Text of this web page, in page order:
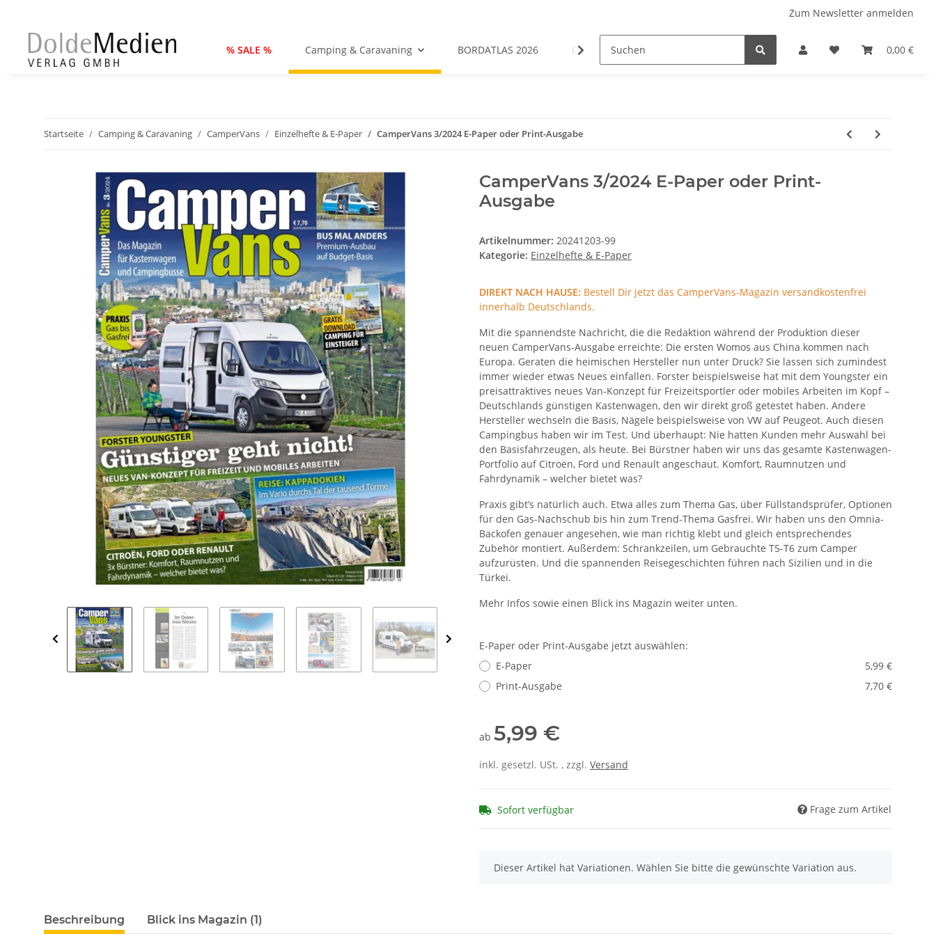
Zum Newsletter anmelden
0,00 €
% SALE % Camping & Caravaning BORDATLAS 2026 Camping- & Stellplatzführer WINZERATLAS 2026 Lifestyle &
Startseite Camping & Caravaning CamperVans Einzelhefte & E-Paper CamperVans 3/2024 E-Paper oder Print-Ausgabe
CamperVans 3/2024 E-Paper oder Print-
Ausgabe
Artikelnummer: 20241203-99
Kategorie: Einzelhefte & E-Paper
DIREKT NACH HAUSE: Bestell Dir jetzt das CamperVans-Magazin versandkostenfrei
innerhalb Deutschlands.
Mit die spannendste Nachricht, die die Redaktion während der Produktion dieser
neuen CamperVans-Ausgabe erreichte: Die ersten Womos aus China kommen nach
Europa. Geraten die heimischen Hersteller nun unter Druck? Sie lassen sich zumindest
immer wieder etwas Neues einfallen. Forster beispielsweise hat mit dem Youngster ein
preisattraktives neues Van-Konzept für Freizeitsportler oder mobiles Arbeiten im Kopf –
Deutschlands günstigen Kastenwagen, den wir direkt groß getestet haben. Andere
Hersteller wechseln die Basis, Nägele beispielsweise von VW auf Peugeot. Auch diesen
Campingbus haben wir im Test. Und überhaupt: Nie hatten Kunden mehr Auswahl bei
den Basisfahrzeugen, als heute. Bei Bürstner haben wir uns das gesamte Kastenwagen-
Portfolio auf Citroën, Ford und Renault angeschaut. Komfort, Raumnutzen und
Fahrdynamik – welcher bietet was?
Praxis gibt’s natürlich auch. Etwa alles zum Thema Gas, über Füllstandsprüfer, Optionen
für den Gas-Nachschub bis hin zum Trend-Thema Gasfrei. Wir haben uns den Omnia-
Backofen genauer angesehen, wie man richtig klebt und gleich entsprechendes
Zubehör montiert. Außerdem: Schrankzeilen, um Gebrauchte T5-T6 zum Camper
aufzurüsten. Und die spannenden Reisegeschichten führen nach Sizilien und in die
Türkei.
Mehr Infos sowie einen Blick ins Magazin weiter unten.
E-Paper oder Print-Ausgabe jetzt auswählen:
E-Paper
5,99 €
Print-Ausgabe
7,70 €
ab 5,99 €
inkl. gesetzl. USt. , zzgl. Versand
Sofort verfügbar Frage zum Artikel
x
Dieser Artikel hat Variationen. Wählen Sie bitte die gewünschte Variation aus.
Beschreibung Blick ins Magazin (1)